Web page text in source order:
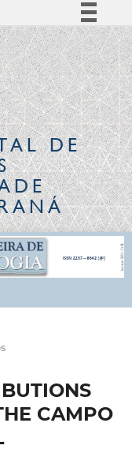
Simplifique!
BR
Participe
à informação
Legislação
CanaisDE
CAMPO